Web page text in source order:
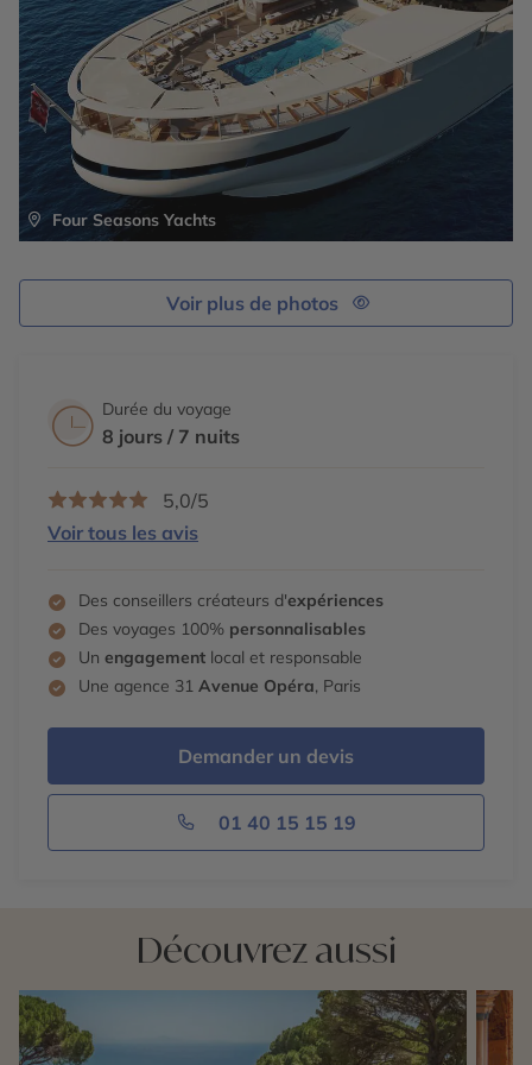
Four Seasons Yachts
Voir plus de photos
Durée du voyage
8 jours / 7 nuits
5,0/5
Voir tous les avis
Des conseillers créateurs d'expériences
Des voyages 100% personnalisables
Un engagement local et responsable
Une agence 31 Avenue Opéra, Paris
Demander un devis
01 40 15 15 19
Découvrez aussi